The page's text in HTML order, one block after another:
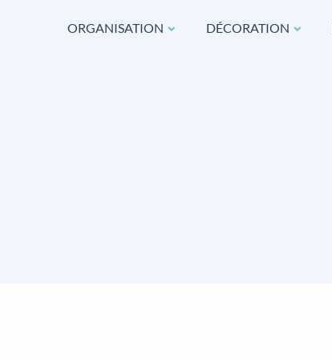
ORGANISATION DÉCORATION